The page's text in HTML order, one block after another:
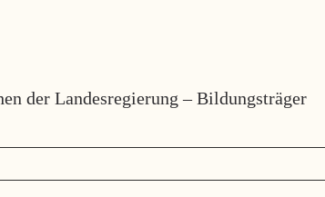
der Landesregierung – Bildungsträger